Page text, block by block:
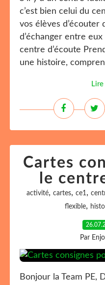
c’est bien celui du
vos élèves d’écouter
d’échanger entre
centre d’écoute
une histoire,
Cartes
le
activité, cartes, ce1,
flexible,
Par
Bonjour la Team PE,